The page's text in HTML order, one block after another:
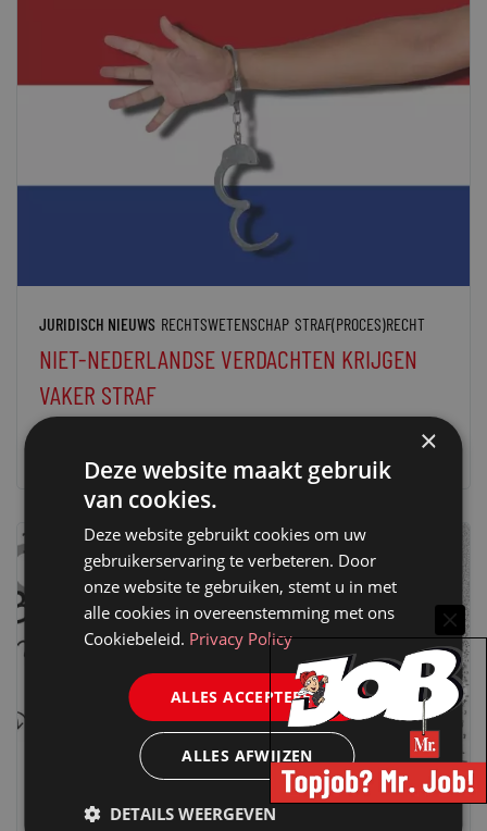
JURIDISCH NIEUWS RECHTSWETENSCHAP STRAF(PROCES)RECHT
NIET-NEDERLANDSE VERDACHTEN KRIJGEN
VAKER STRAF
9 februari 2021 ×
Deze website maakt gebruik
van cookies.
Deze website gebruikt cookies om uw
gebruikerservaring te verbeteren. Door
onze website te gebruiken, stemt u in met
alle cookies in overeenstemming met ons
Cookiebeleid. Privacy Policy
ALLES ACCEPTEREN
ALLES AFWIJZEN
DETAILS WEERGEVEN